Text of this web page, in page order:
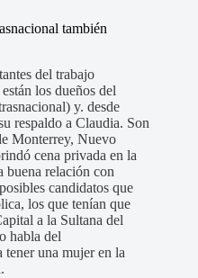
también
del trabajo
los dueños del
y. desde
respaldo a Claudia. Son
Monterrey, Nuevo
cena privada en la
buena relación con
candidatos que
los que tenían que
a la Sultana del
habla del
una mujer en la